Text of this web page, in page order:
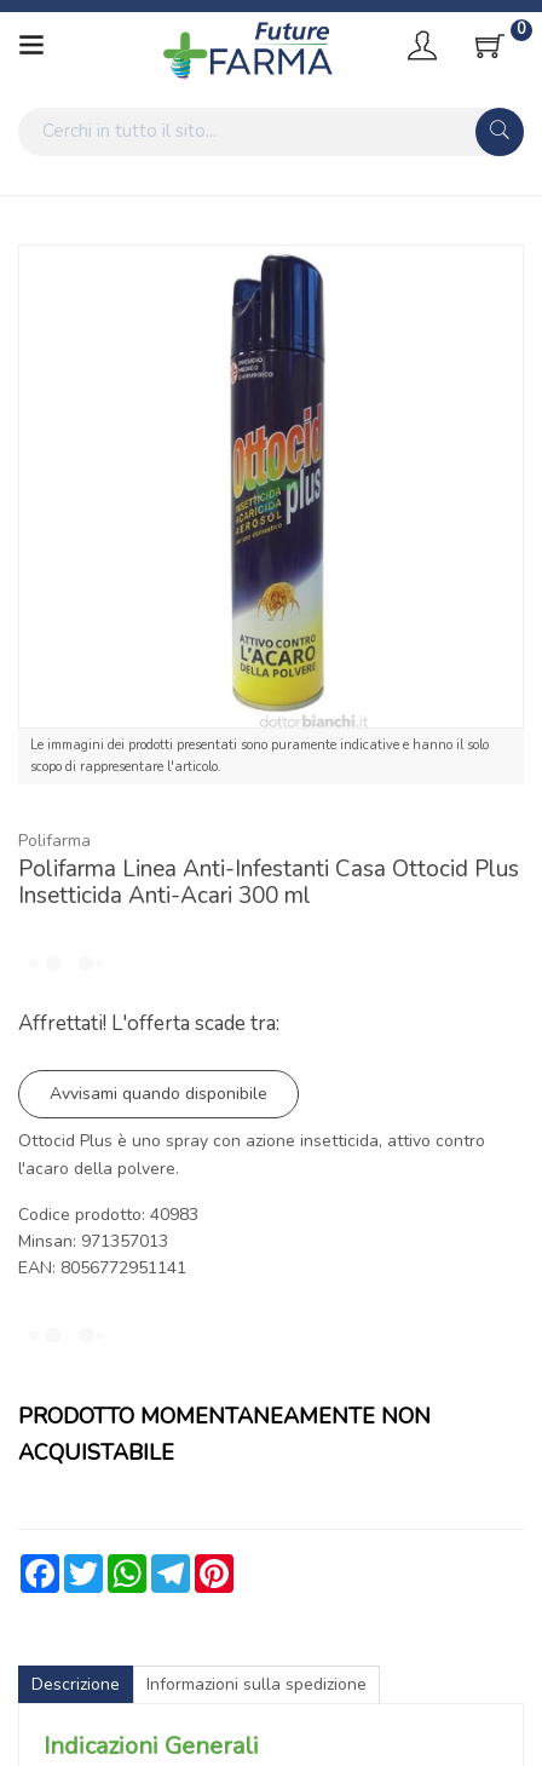
0
Polifarma Linea Anti-Infestanti Casa Ottocid Plus Insetticida
Anti-Acari 300 ml
Le immagini dei prodotti presentati sono puramente indicative e hanno il solo
scopo di rappresentare l'articolo.
Polifarma
Polifarma Linea Anti-Infestanti Casa Ottocid Plus
Insetticida Anti-Acari 300 ml
Affrettati! L'offerta scade tra:
Avvisami quando disponibile
Ottocid Plus è uno spray con azione insetticida, attivo contro
l'acaro della polvere.
Codice prodotto: 40983
Minsan: 971357013
EAN: 8056772951141
PRODOTTO MOMENTANEAMENTE NON
ACQUISTABILE
FacebookTwitter WhatsApp
Telegram
Descrizione Informazioni sulla spedizione
Indicazioni Generali